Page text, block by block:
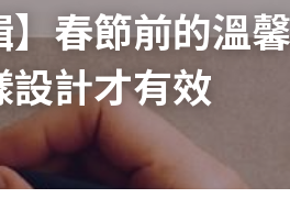
春節前的溫
計才有效